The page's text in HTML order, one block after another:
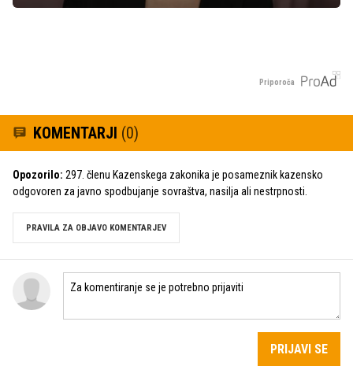
Priporoča
KOMENTARJI (0)
Opozorilo: 297. členu Kazenskega zakonika je posameznik kazensko
odgovoren za javno spodbujanje sovraštva, nasilja ali nestrpnosti.
PRAVILA ZA OBJAVO KOMENTARJEV
PRIJAVI SE